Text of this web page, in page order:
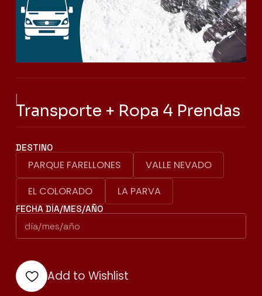
Transporte + Ropa 4 Prendas
DESTINO
PARQUE FARELLONES
VALLE NEVADO
EL COLORADO
LA PARVA
FECHA DÍA/MES/AÑO
Add to Wishlist